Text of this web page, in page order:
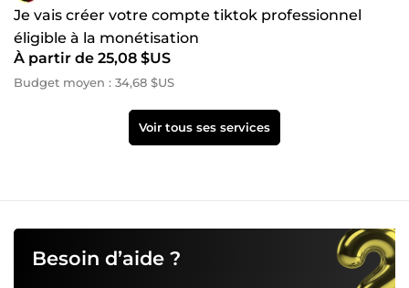
Je vais créer votre compte tiktok professionnel
éligible à la monétisation
À partir de 25,08 $US
Budget moyen : 34,68 $US
Voir tous ses services
Besoin d’aide ?